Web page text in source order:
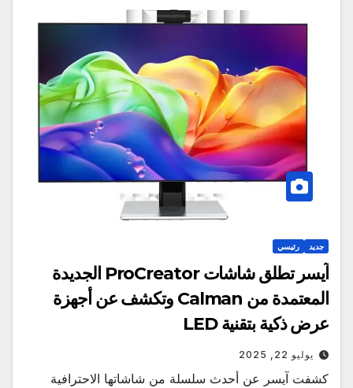
جديد رئيسي
آيسر تطلق شاشات ProCreator الجديدة
المعتمدة من Calman وتكشف عن أجهزة
عرض ذكية بتقنية LED
يوليو 22, 2025
كشفت آيسر عن أحدث سلسلة من شاشاتها الاحترافية